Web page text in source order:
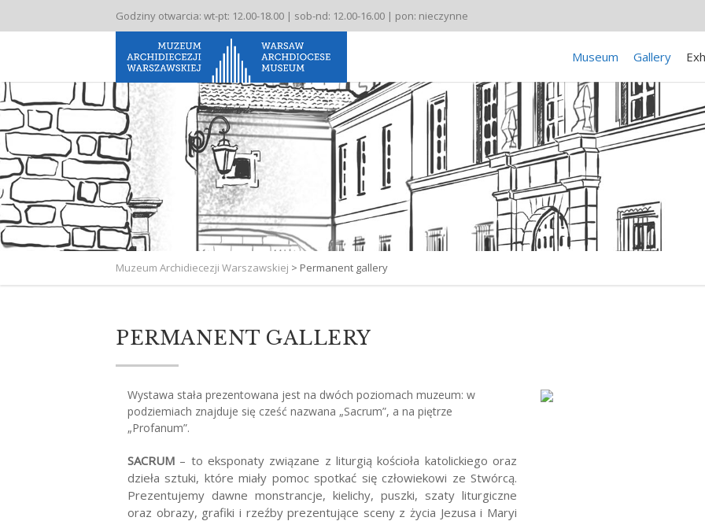
Godziny otwarcia: wt-pt: 12.00-18.00 | sob-nd: 12.00-16.00 | pon: nieczynne
Museum Gallery
Muzeum Archidiecezji Warszawskiej > Permanent gallery
PERMANENT GALLERY
Wystawa stała prezentowana jest na dwóch poziomach muzeum: w
podziemiach znajduje się cześć nazwana „Sacrum”, a na piętrze
„Profanum”.
SACRUM – to eksponaty związane z liturgią kościoła katolickiego oraz
dzieła sztuki, które miały pomoc spotkać się człowiekowi ze Stwórcą.
Prezentujemy dawne monstrancje, kielichy, puszki, szaty liturgiczne
oraz obrazy, grafiki i rzeźby prezentujące sceny z życia Jezusa i Maryi